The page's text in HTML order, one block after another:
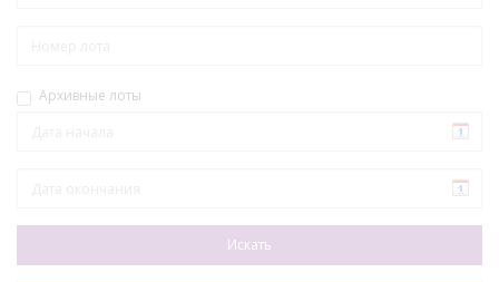
Архивные лоты